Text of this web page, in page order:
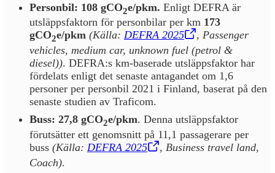
Personbil: 108 gCO2e/pkm. Enligt DEFRA är
utsläppsfaktorn för personbilar per km 173
gCO2e/pkm (Källa: DEFRA 2025
,Öppnas i en ny flik, Passenger
vehicles, medium car, unknown fuel (petrol &
diesel)). DEFRA:s km-baserade utsläppsfaktor har
fördelats enligt det senaste antagandet om 1,6
personer per personbil 2021 i Finland, baserat på den
senaste studien av Traficom.
Buss: 27,8 gCO2e/pkm. Denna utsläppsfaktor
förutsätter ett genomsnitt på 11,1 passagerare per
buss (Källa: DEFRA 2025
,Öppnas i en ny flik, Business travel land,
Coach).